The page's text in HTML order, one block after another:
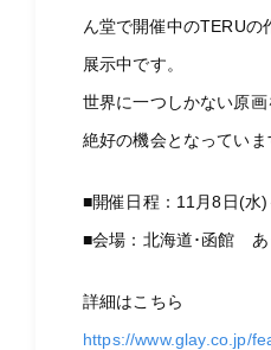
ん堂で開催中のTERUの
展示中です。
世界に一つしかない原
絶好の機会となっていま
■開催日程：11月8日(水
■会場：北海道･函館 あ
詳細はこちら
https://www.glay.co.jp/